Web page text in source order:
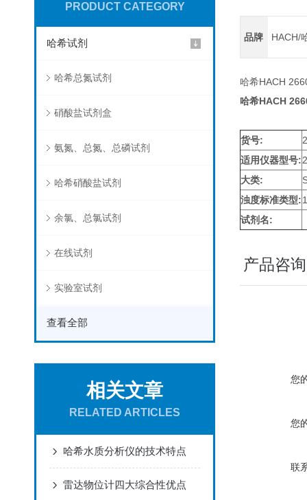
PRODUCT CATEGORY
哈希试剂
哈希总氮试剂
硝酸盐试剂盒
氨氮、总氮、总磷试剂
哈希硝酸盐试剂
余氯、总氯试剂
在线试剂
实验室试剂
查看全部
相关文章
RELATED ARTICLES
哈希水质分析仪的技术特点
雷达物位计四大综合性优点
品牌 HACH/
哈希HACH
哈希HACH
货号:
适用仪器型号:
大类:
浊度标准类型:
试剂名:
产品咨询
您
您
联